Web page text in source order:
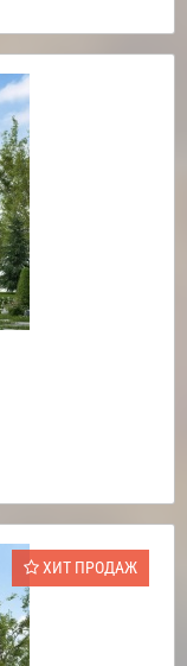
ХИТ ПРОДАЖ